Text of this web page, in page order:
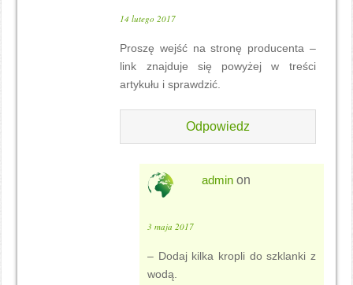
14 lutego 2017
Proszę wejść na stronę producenta –
link znajduje się powyżej w treści
artykułu i sprawdzić.
Odpowiedz
admin on
3 maja 2017
– Dodaj kilka kropli do szklanki z
wodą.